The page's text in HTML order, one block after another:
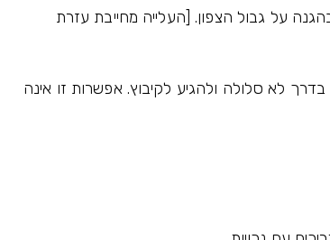
הוקדש לזכרו של אמי ברנר, שנפל בשנת 1970 בהגנה על גבול הצפון. [העלייה מחייבת עזרת
לא סלולה ולהגיע לקיבוץ. אפשרות זו אינה